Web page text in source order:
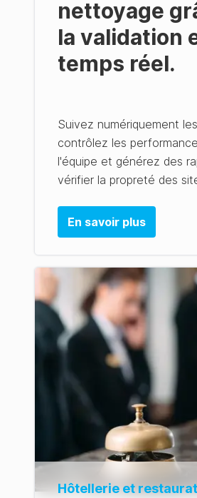
nettoyage
la validation
temps réel.
Suivez numériquement
contrôlez les
l'équipe et générez des
vérifier la propreté des
En savoir plus
Hôtellerie et